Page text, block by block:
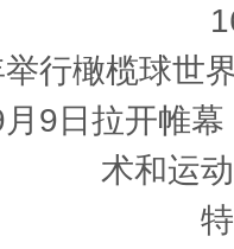
行橄榄球世
9日拉开帷
术和运